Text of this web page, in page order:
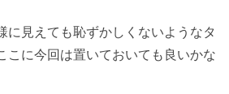
に見えても恥ずかしくないようなタ
こに今回は置いておいても良いかな